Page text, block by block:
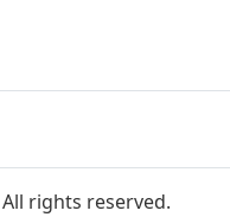
All rights reserved.